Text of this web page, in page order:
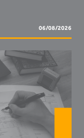
06/08/2026